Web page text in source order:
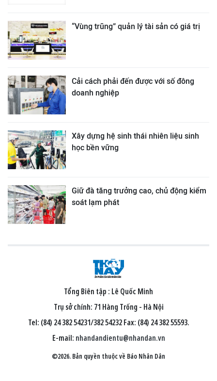
“Vùng trũng” quản lý tài sản có giá trị
Cải cách phải đến được với số đông
doanh nghiệp
Xây dựng hệ sinh thái nhiên liệu sinh
học bền vững
Giữ đà tăng trưởng cao, chủ động kiểm
soát lạm phát
Tổng Biên tập : Lê Quốc Minh
Trụ sở chính: 71 Hàng Trống - Hà Nội
Tel: (84) 24 382 54231/382 54232 Fax: (84) 24 382 55593.
E-mail: nhandandientu@nhandan.vn
©2026. Bản quyền thuộc về Báo Nhân Dân